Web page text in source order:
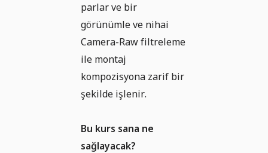
parlar ve bir
görünümle ve nihai
Camera-Raw filtreleme
ile montaj
kompozisyona zarif bir
şekilde işlenir.
Bu kurs sana ne
sağlayacak?